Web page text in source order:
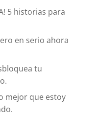
5 historias para
en serio ahora
tu
mejor que estoy